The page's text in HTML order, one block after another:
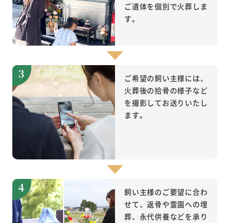
ご遺体を個別で火葬しま
す。
ご希望の飼い主様には、
火葬後の拾骨の様子など
を撮影してお送りいたし
ます。
飼い主様のご要望に合わ
せて、返骨や霊園への埋
葬、永代供養などを承り